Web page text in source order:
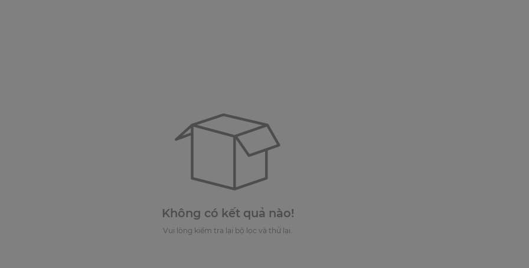
Không có kết quả nào!
Vui lòng kiểm tra lại bộ lọc và thử lại.